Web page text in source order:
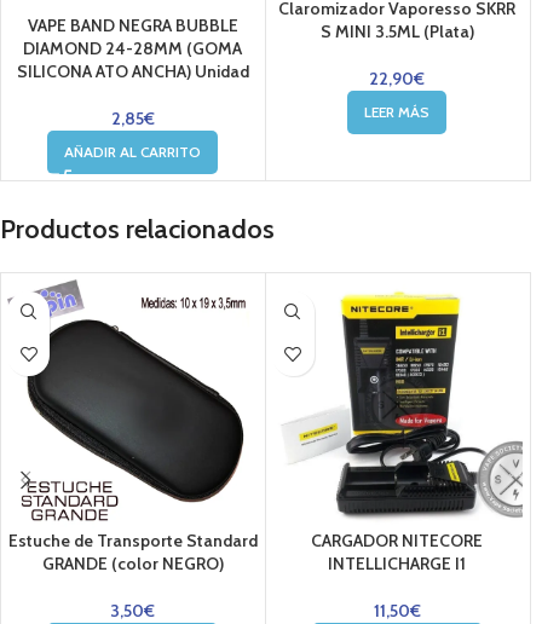
VAPE BAND NEGRA BUBBLE
DIAMOND 24-28MM (GOMA
SILICONA ATO ANCHA) Unidad
2,85€
AÑADIR AL CARRITO
Claromizador Vaporesso SKRR
S MINI 3.5ML (Plata)
22,90€
LEER MÁS
Productos relacionados
Estuche de Transporte Standard
GRANDE (color NEGRO)
3,50€
CARGADOR NITECORE
INTELLICHARGE I1
11,50€